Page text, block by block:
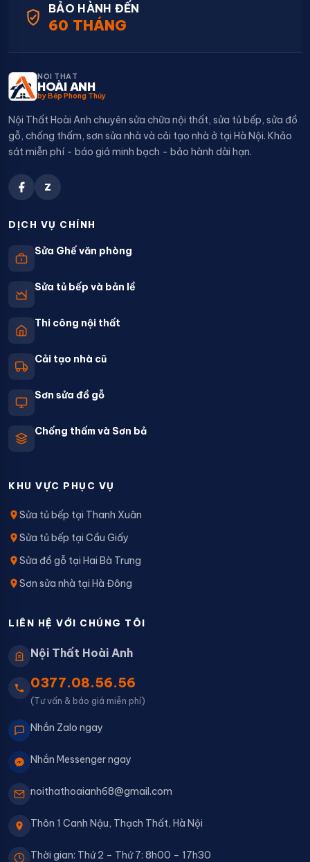
BẢO HÀNH ĐẾN
60 THÁNG
NỘI THẤT
HOÀI ANH
by Bếp Phong Thủy
Nội Thất Hoài Anh chuyên sửa chữa nội thất, sửa tủ bếp, sửa đồ
gỗ, chống thấm, sơn sửa nhà và cải tạo nhà ở tại Hà Nội. Khảo
sát miễn phí - báo giá minh bạch - bảo hành dài hạn.
Z
DỊCH VỤ CHÍNH
Sửa Ghế văn phòng
Sửa tủ bếp và bản lề
Thi công nội thất
Cải tạo nhà cũ
Sơn sửa đồ gỗ
Chống thấm và Sơn bả
KHU VỰC PHỤC VỤ
Sửa tủ bếp tại Thanh Xuân
Sửa tủ bếp tại Cầu Giấy
Sửa đồ gỗ tại Hai Bà Trưng
Sơn sửa nhà tại Hà Đông
LIÊN HỆ VỚI CHÚNG TÔI
Nội Thất Hoài Anh
0377.08.56.56
(Tư vấn & báo giá miễn phí)
Nhắn Zalo ngay
Nhắn Messenger ngay
noithathoaianh68@gmail.com
Thôn 1 Canh Nậu, Thạch Thất, Hà Nội
Thời gian: Thứ 2 – Thứ 7: 8h00 – 17h30